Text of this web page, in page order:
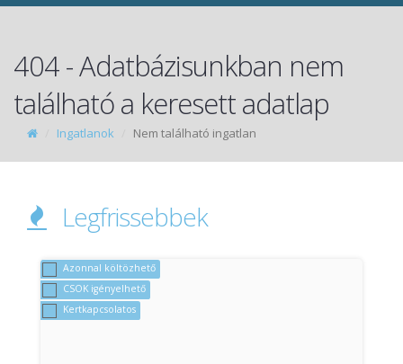
404 - Adatbázisunkban nem
található a keresett adatlap
Ingatlanok Nem található ingatlan
Legfrissebbek
Azonnal költözhető
CSOK igényelhető
Kertkapcsolatos